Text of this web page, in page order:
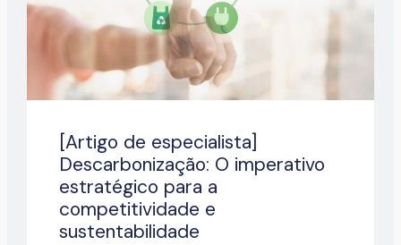
[Artigo de especialista]
Descarbonização: O imperativo
estratégico para a
competitividade e
sustentabilidade